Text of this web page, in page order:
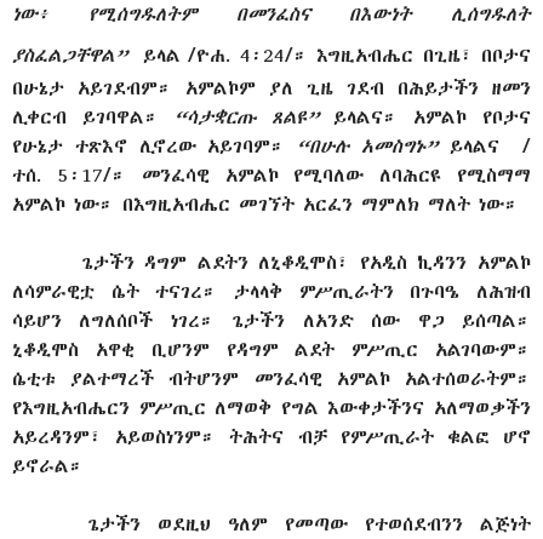
ነው፥ የሚሰግዱለትም በመንፈስና በእውነት ሊሰግዱለት
ያስፈልጋቸዋል”
ይላል /ዮሐ. 4፡24/። እግዚአብሔር በጊዜ፣ በቦታና
በሁኔታ አይገደብም። አምልኮም ያለ ጊዜ ገደብ በሕይታችን ዘመን
ሊቀርብ ይገባዋል።
“ሳታቋርጡ ጸልዩ”ይላልና። አምልኮ የቦታና
የሁኔታ ተጽእኖ ሊኖረው አይገባም።
“በሁሉ አመስግኑ” ይላልና
/
ተሰ. 5፡17/። መንፈሳዊ አምልኮ የሚባለው ለባሕርዩ የሚስማማ
አምልኮ ነው። በእግዚአብሔር መገኘት አርፈን ማምለክ ማለት ነው።
ጌታችን ዳግም ልደትን ለኒቆዲሞስ፣ የአዲስ ኪዳንን አምልኮ
ለሳምራዊቷ ሴት ተናገረ። ታላላቅ ምሥጢራትን በጉባዔ ለሕዝብ
ሳይሆን ለግለሰቦች ነገረ። ጌታችን ለአንድ ሰው ዋጋ ይሰጣል።
ኒቆዲሞስ አዋቂ ቢሆንም የዳግም ልደት ምሥጢር አልገባውም።
ሴቲቱ ያልተማረች ብትሆንም መንፈሳዊ አምልኮ አልተሰወራትም።
የእግዚአብሔርን ምሥጢር ለማወቅ የግል እውቀታችንና አለማወቃችን
አይረዳንም፣ አይወስነንም። ትሕትና ብቻ የምሥጢራት ቁልፎ ሆኖ
ይኖራል።
ጌታችን ወደዚህ ዓለም የመጣው የተወሰደብንን ልጅነት